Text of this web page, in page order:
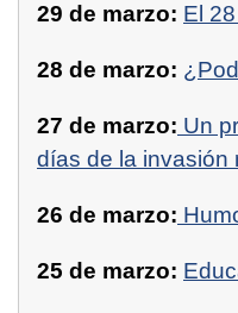
29 de marzo: El
28 de marzo:
27 de marzo: Un
días de la invasión
26 de marzo:
25 de marzo: